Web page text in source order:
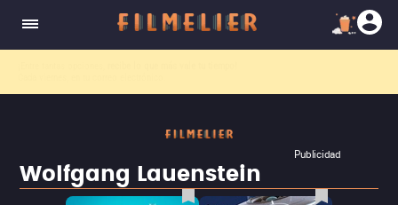
Publicidad
Wolfgang Lauenstein